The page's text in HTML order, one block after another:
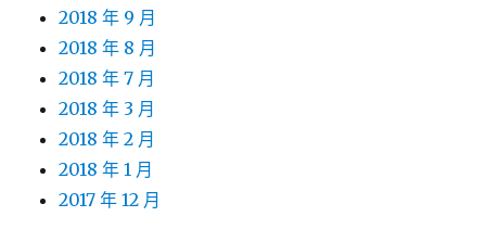
2018 年 9 月
2018 年 8 月
2018 年 7 月
2018 年 3 月
2018 年 2 月
2018 年 1 月
2017 年 12 月